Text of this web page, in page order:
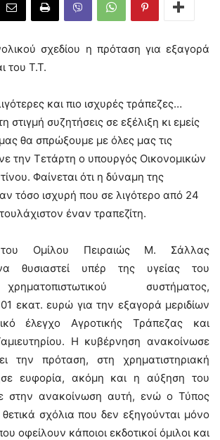
σχεδίου η πρόταση για εξαγορά
του Τ.Τ.
και πιο ισχυρές τράπεζες…
συζητήσεις σε εξέλιξη κι εμείς
θα σπρώξουμε με όλες μας τις
την Τετάρτη ο υπουργός Οικονομικών
Φαίνεται ότι η δύναμη της
τόσο ισχυρή που σε λιγότερο από 24
έναν τραπεζίτη.
Ομίλου Πειραιώς Μ. Σάλλας
θυσιαστεί υπέρ της υγείας του
συστήματος,
εκατ. ευρώ για την εξαγορά μεριδίων
έλεγχο Αγροτικής Τράπεζας και
Η κυβέρνηση ανακοίνωσε
την πρόταση, στη χρηματιστηριακή
ευφορία, ακόμη και η αύξηση του
στην ανακοίνωση αυτή, ενώ ο Τύπος
σχόλια που δεν εξηγούνται μόνο
οφείλουν κάποιοι εκδοτικοί όμιλοι και